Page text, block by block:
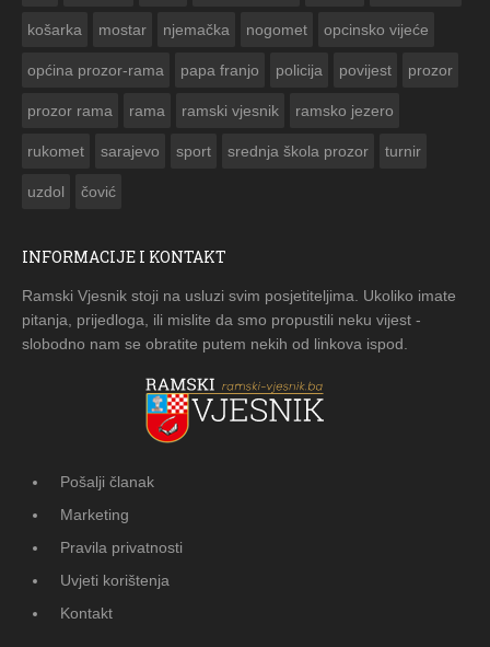
košarka mostar njemačka nogomet opcinsko vijeće
općina prozor-rama papa franjo policija povijest prozor
prozor rama rama ramski vjesnik ramsko jezero
rukomet sarajevo sport srednja škola prozor turnir
uzdol čović
INFORMACIJE I KONTAKT
Ramski Vjesnik stoji na usluzi svim posjetiteljima. Ukoliko imate
pitanja, prijedloga, ili mislite da smo propustili neku vijest -
slobodno nam se obratite putem nekih od linkova ispod.
Pošalji članak
Marketing
Pravila privatnosti
Uvjeti korištenja
Kontakt